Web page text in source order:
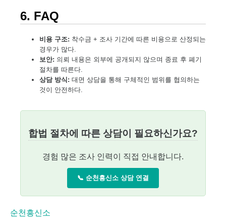
6. FAQ
비용 구조: 착수금 + 조사 기간에 따른 비용으로 산정되는
경우가 많다.
보안: 의뢰 내용은 외부에 공개되지 않으며 종료 후 폐기
절차를 따른다.
상담 방식: 대면 상담을 통해 구체적인 범위를 협의하는
것이 안전하다.
합법 절차에 따른 상담이 필요하신가요?
경험 많은 조사 인력이 직접 안내합니다.
📞 순천흥신소 상담 연결
순천흥신소